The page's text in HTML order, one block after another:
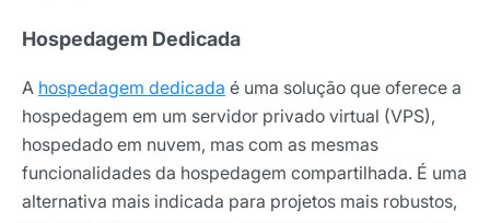
Hospedagem Dedicada
A hospedagem dedicada é uma solução que oferece a
hospedagem em um servidor privado virtual (VPS),
hospedado em nuvem, mas com as mesmas
funcionalidades da hospedagem compartilhada. É uma
alternativa mais indicada para projetos mais robustos,